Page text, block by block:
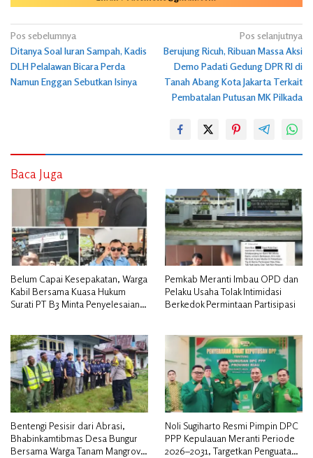
Navigasi
pos
Pos sebelumnya
Ditanya Soal Iuran Sampah, Kadis
DLH Pelalawan Bicara Perda
Namun Enggan Sebutkan Isinya
Pos selanjutnya
Berujung Ricuh, Ribuan Massa Aksi
Demo Padati Gedung DPR RI di
Tanah Abang Kota Jakarta Terkait
Pembatalan Putusan MK Pilkada
Baca Juga
Belum Capai Kesepakatan, Warga
Kabil Bersama Kuasa Hukum
Surati PT B3 Minta Penyelesaian
Pemkab Meranti Imbau OPD dan
Pelaku Usaha Tolak Intimidasi
Berkedok Permintaan Partisipasi
Bentengi Pesisir dari Abrasi,
Bhabinkamtibmas Desa Bungur
Bersama Warga Tanam Mangrove
Noli Sugiharto Resmi Pimpin DPC
PPP Kepulauan Meranti Periode
2026–2031, Targetkan Penguatan